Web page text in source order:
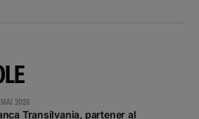
2026
Transilvania, partener al